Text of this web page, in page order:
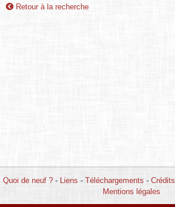
Retour à la recherche
Quoi de neuf ?- Liens - Téléchargements - Crédits
Mentions légales